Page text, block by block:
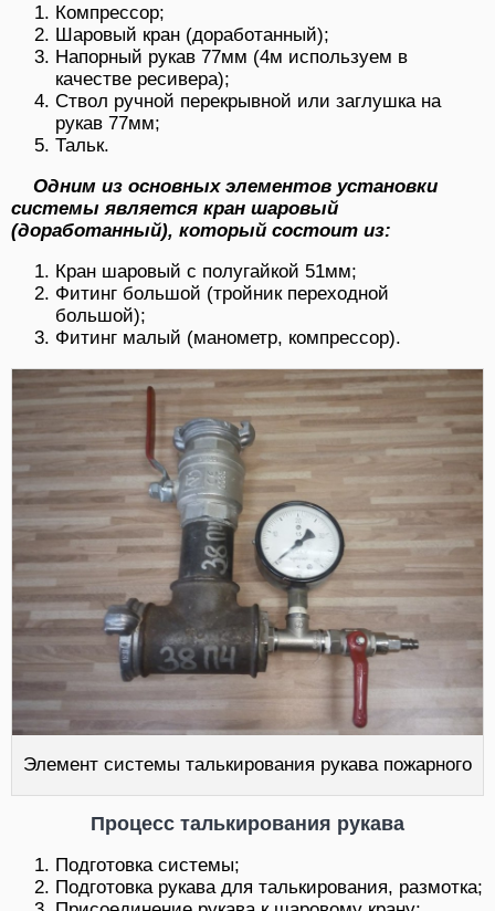
Компрессор;
Шаровый кран (доработанный);
Напорный рукав 77мм (4м используем в
качестве ресивера);
Ствол ручной перекрывной или заглушка на
рукав 77мм;
Тальк.
Одним из основных элементов установки
системы является кран шаровый
(доработанный), который состоит из:
Кран шаровый с полугайкой 51мм;
Фитинг большой (тройник переходной
большой);
Фитинг малый (манометр, компрессор).
Элемент системы талькирования рукава пожарного
Процесс талькирования рукава
Подготовка системы;
Подготовка рукава для талькирования, размотка;